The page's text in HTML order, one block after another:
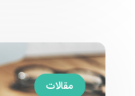
مقالات